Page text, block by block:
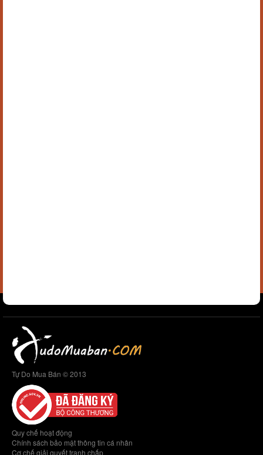
Tự Do Mua Bán © 2013
Quy chế hoạt động
Chính sách bảo mật thông tin cá nhân
Cơ chế giải quyết tranh chấp